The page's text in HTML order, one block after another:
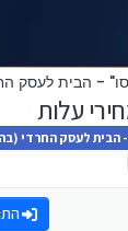
- הבית לעסק
עלות
הבית לעסק החרדי